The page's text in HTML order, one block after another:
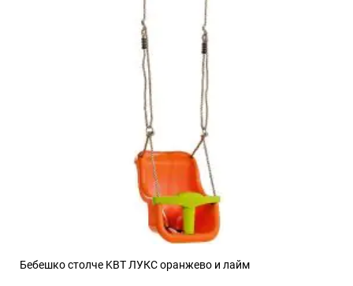
Бебешко столче KBT ЛУКС оранжево и лайм